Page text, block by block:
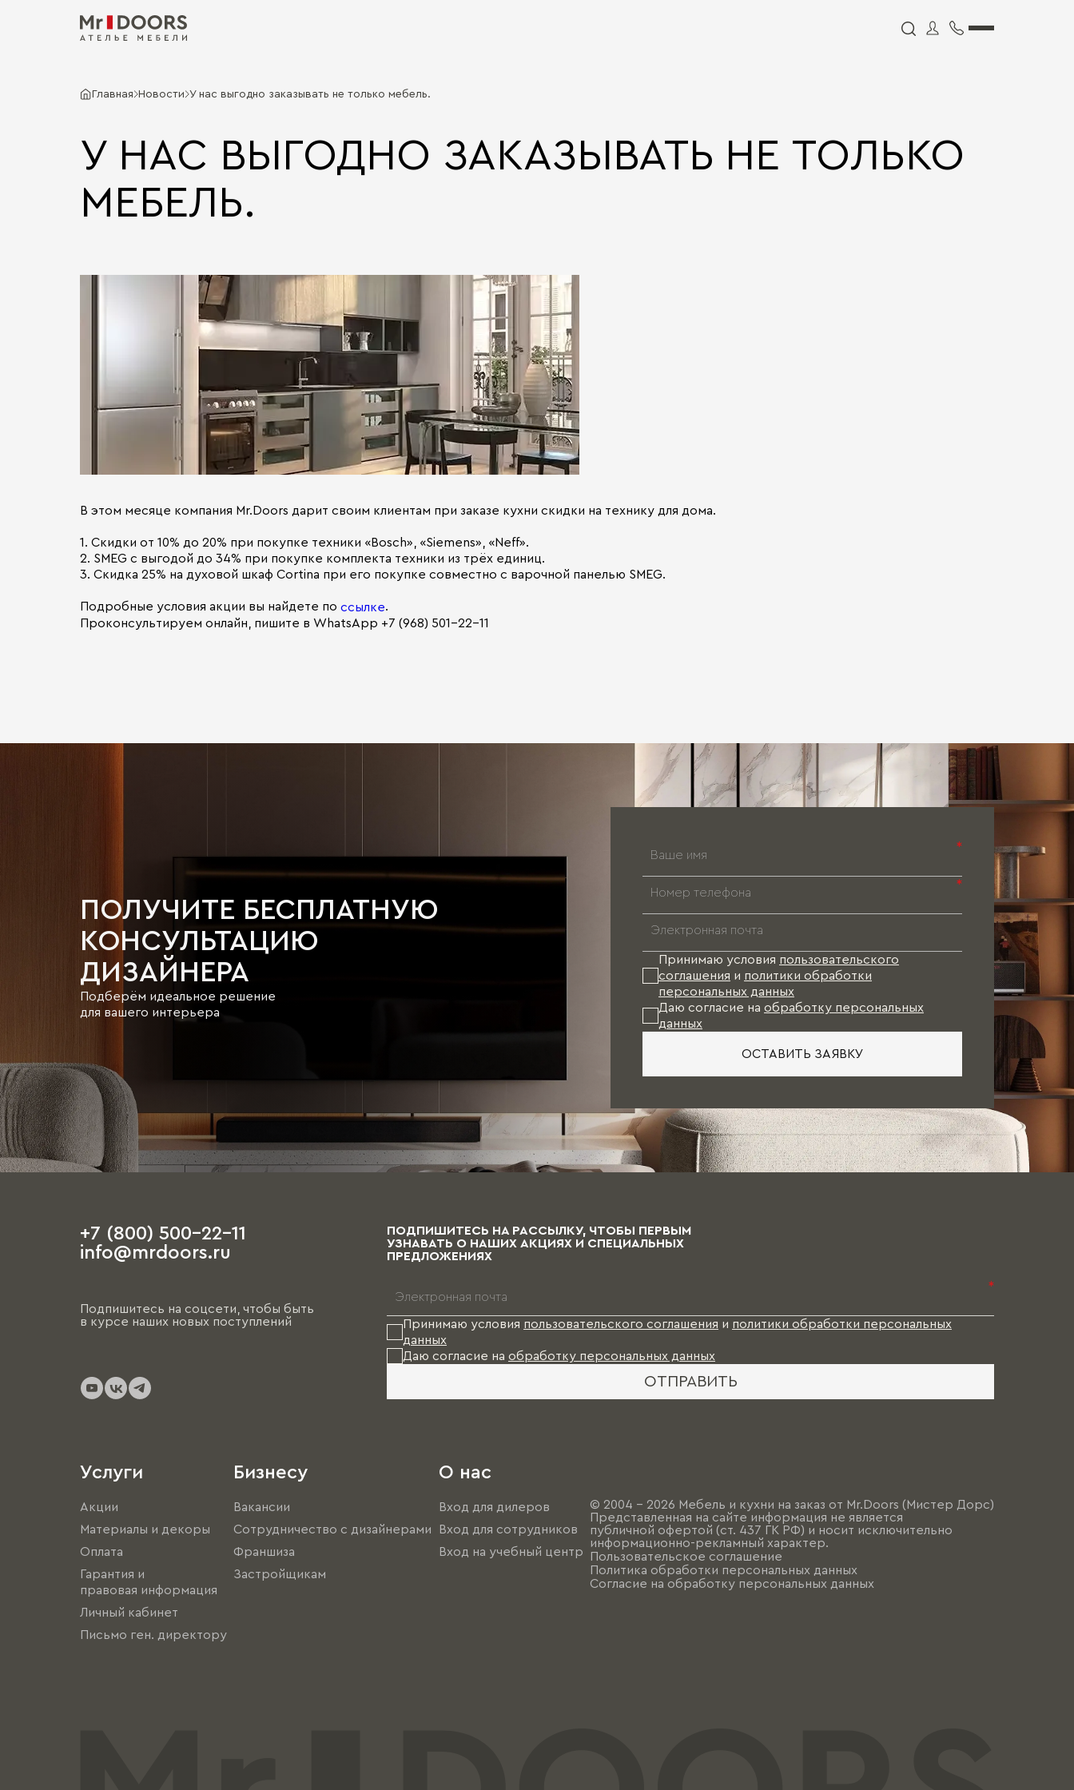
Главная Новости У нас выгодно заказывать не только мебель.
У НАС ВЫГОДНО ЗАКАЗЫВАТЬ НЕ ТОЛЬКО
МЕБЕЛЬ.
В этом месяце компания Mr.Doors дарит своим клиентам при заказе кухни скидки на технику для дома.
1. Скидки от 10% до 20% при покупке техники «Bosch», «Siemens», «Neff».
2. SMEG с выгодой до 34% при покупке комплекта техники из трёх единиц.
3. Скидка 25% на духовой шкаф Cortina при его покупке совместно с варочной панелью SMEG.
Подробные условия акции вы найдете по ссылке.
Проконсультируем онлайн, пишите в WhatsApp +7 (968) 501-22-11
ПОЛУЧИТЕ БЕСПЛАТНУЮ
КОНСУЛЬТАЦИЮ
ДИЗАЙНЕРА
Подберём идеальное решение
для вашего интерьера
*
*
Принимаю условия пользовательского
соглашения и политики обработки
персональных данных
Даю согласие на обработку персональных
данных
ОСТАВИТЬ ЗАЯВКУ
+7 (800) 500-22-11
info@mrdoors.ru
Подпишитесь на соцсети, чтобы быть
в курсе наших новых поступлений
ПОДПИШИТЕСЬ НА РАССЫЛКУ, ЧТОБЫ ПЕРВЫМ
УЗНАВАТЬ О НАШИХ АКЦИЯХ И СПЕЦИАЛЬНЫХ
ПРЕДЛОЖЕНИЯХ
*
Принимаю условия пользовательского соглашения и политики обработки персональных
данных
Даю согласие на обработку персональных данных
ОТПРАВИТЬ
Услуги
Акции
Материалы и декоры
Оплата
Гарантия и
правовая информация
Личный кабинет
Письмо ген. директору
Бизнесу
Вакансии
Сотрудничество с дизайнерами
Франшиза
Застройщикам
О нас
Вход для дилеров
Вход для сотрудников
Вход на учебный центр
© 2004 - 2026 Мебель и кухни на заказ от Mr.Doors (Мистер Дорс)
Представленная на сайте информация не является
публичной офертой (ст. 437 ГК РФ) и носит исключительно
информационно-рекламный характер.
Пользовательское соглашение
Политика обработки персональных данных
Согласие на обработку персональных данных